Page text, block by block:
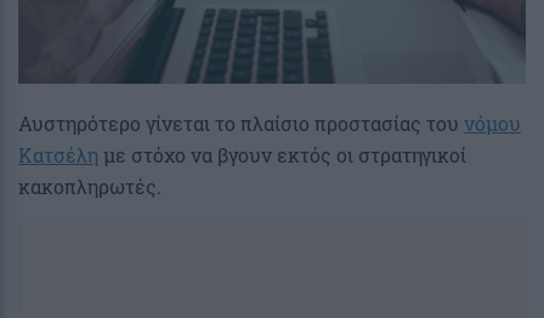
Αυστηρότερο γίνεται το πλαίσιο προστασίας του νόμου
Κατσέλη με στόχο να βγουν εκτός οι στρατηγικοί
κακοπληρωτές.